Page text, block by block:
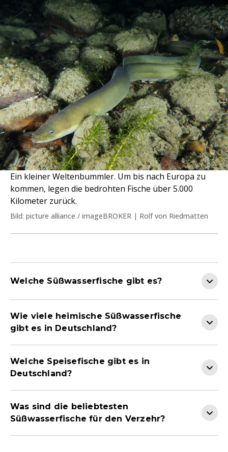
Ein kleiner Weltenbummler. Um bis nach Europa zu
kommen, legen die bedrohten Fische über 5.000
Kilometer zurück.
Bild: picture alliance / imageBROKER | Rolf von Riedmatten
Welche Süßwasserfische gibt es?
Wie viele heimische Süßwasserfische
gibt es in Deutschland?
Welche Speisefische gibt es in
Deutschland?
Was sind die beliebtesten
Süßwasserfische für den Verzehr?